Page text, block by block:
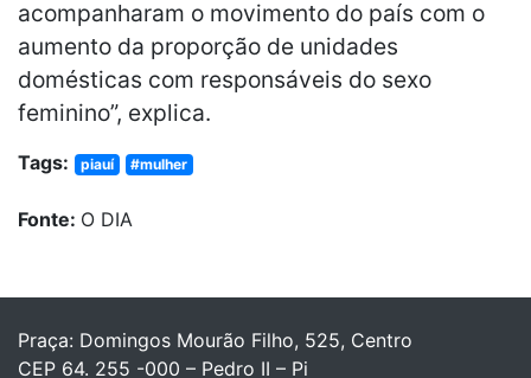
acompanharam o movimento do país com o
aumento da proporção de unidades
domésticas com responsáveis do sexo
feminino”, explica.
Tags: piauí #mulher
Fonte: O DIA
Praça: Domingos Mourão Filho, 525, Centro
CEP 64. 255 -000 – Pedro II – Pi